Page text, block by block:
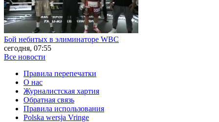
Бой небитых в элиминаторе WBC
сегодня, 07:55
Все новости
Правила перепечатки
О нас
Журналистская хартия
Обратная связь
Правила использования
Polska wersja Vringe